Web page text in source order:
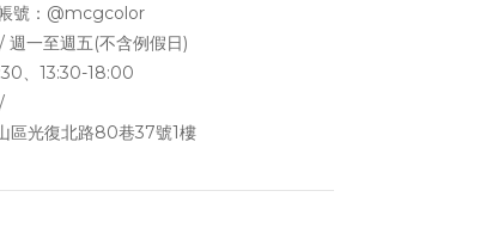
號： @mcgcolor
週一至週五(不含例假日)
、13:30-18:00
區光復北路80巷37號1樓